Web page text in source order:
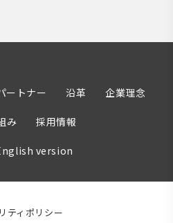
ートナー 沿革 企業理念
み 採用情報
version
ティポリシー